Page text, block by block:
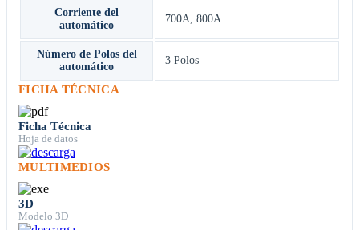
Corriente del
automático
700A, 800A
Número de Polos del
automático
3 Polos
FICHA TÉCNICA
Ficha Técnica
Hoja de datos
MULTIMEDIOS
3D
Modelo 3D